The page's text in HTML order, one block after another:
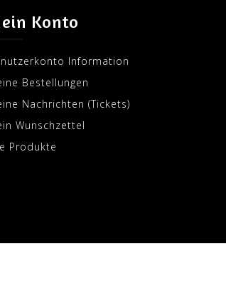
Konto
Information
Bestellungen
Nachrichten (Tickets)
Wunschzettel
Produkte